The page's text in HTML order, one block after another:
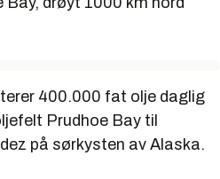
400.000 fat olje daglig
Prudhoe Bay til
på sørkysten av Alaska.